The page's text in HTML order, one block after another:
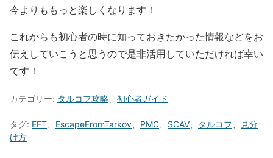
今よりももっと楽しくなります！
これからも初心者の時に知っておきたかった情報などをお
伝えしていこうと思うので是非活用していただければ幸い
です！
カテゴリー: タルコフ攻略 初心者ガイド
タグ: EFT EscapeFromTarkov PMC SCAV タルコフ
見分
け方